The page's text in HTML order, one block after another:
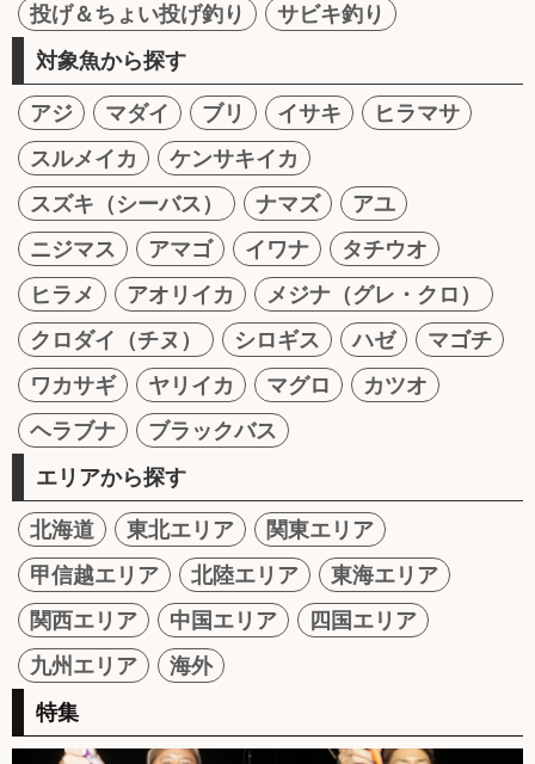
投げ＆ちょい投げ釣り
サビキ釣り
対象魚から探す
アジ マダイ ブリ イサキ
ヒラマサ
スルメイカ
ケンサキイカ
スズキ（シーバス）
ナマズ
アユ
ニジマス
アマゴ イワナ
タチウオ
ヒラメ
アオリイカ
メジナ（グレ・クロ）
クロダイ（チヌ）
シロギス ハゼ
マゴチ
ワカサギ
ヤリイカ マグロ
カツオ
ヘラブナ
ブラックバス
エリアから探す
北海道 東北エリア
関東エリア
甲信越エリア
北陸エリア
東海エリア
関西エリア
中国エリア
四国エリア
九州エリア
海外
特集